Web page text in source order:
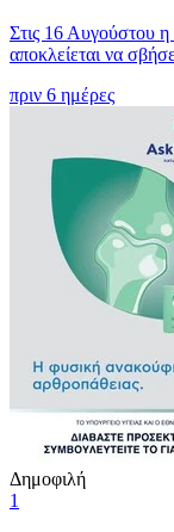
Στις 16 Αυγούστου η
αποκλείεται να
πριν 6 ημέρες
Δημοφιλή
1